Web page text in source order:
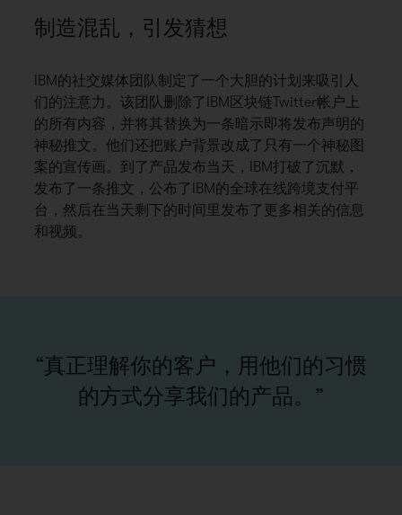
制造混乱，引发猜想
IBM的社交媒体团队制定了一个大胆的计划来吸引人
们的注意力。该团队删除了IBM区块链Twitter帐户上
的所有内容，并将其替换为一条暗示即将发布声明的
神秘推文。他们还把账户背景改成了只有一个神秘图
案的宣传画。到了产品发布当天，IBM打破了沉默，
发布了一条推文，公布了IBM的全球在线跨境支付平
台，然后在当天剩下的时间里发布了更多相关的信息
和视频。
“真正理解你的客户，用他们的习惯
的方式分享我们的产品。”